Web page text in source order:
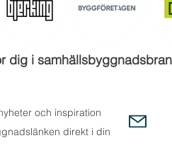
dig i
och inspiration
direkt i din